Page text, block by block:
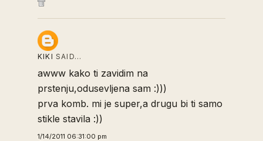
KIKI SAID…
awww kako ti zavidim na
prstenju,odusevljena sam :)))
prva komb. mi je super,a drugu bi ti samo
stikle stavila :))
1/14/2011 06:31:00 pm